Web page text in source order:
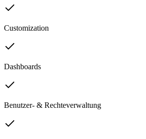
Customization
Dashboards
Benutzer- & Rechteverwaltung